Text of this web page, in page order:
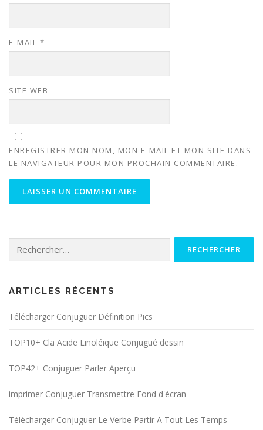
E-MAIL *
SITE WEB
ENREGISTRER MON NOM, MON E-MAIL ET MON SITE DANS
LE NAVIGATEUR POUR MON PROCHAIN COMMENTAIRE.
ARTICLES RÉCENTS
Télécharger Conjuguer Définition Pics
TOP10+ Cla Acide Linoléique Conjugué dessin
TOP42+ Conjuguer Parler Aperçu
imprimer Conjuguer Transmettre Fond d'écran
Télécharger Conjuguer Le Verbe Partir A Tout Les Temps